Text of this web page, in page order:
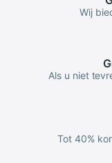
Wij
Als u niet
Tot 40%